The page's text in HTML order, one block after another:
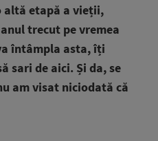
altă etapă a vieții,
trecut pe vremea
întâmpla asta, îți
sari de aici. Și da, se
am visat niciodată că